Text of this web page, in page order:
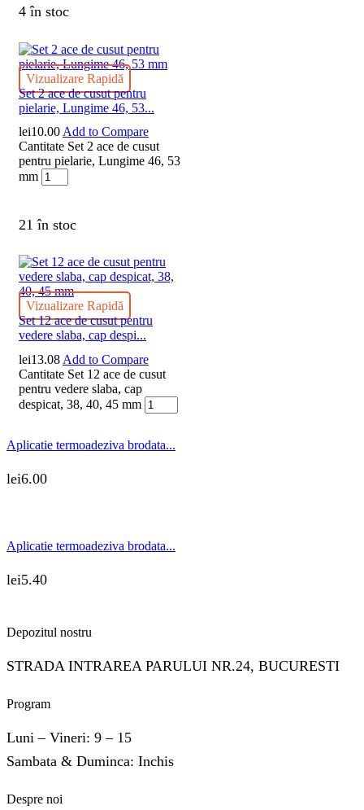
4 în stoc
Vizualizare Rapidă
Set 2 ace de cusut pentru
pielarie, Lungime 46, 53...
lei10.00 Add to Compare
Cantitate Set 2 ace de cusut
pentru pielarie, Lungime 46, 53
mm
21 în stoc
Vizualizare Rapidă
Set 12 ace de cusut pentru
vedere slaba, cap despi...
lei13.08 Add to Compare
Cantitate Set 12 ace de cusut
pentru vedere slaba, cap
despicat, 38, 40, 45 mm
Aplicatie termoadeziva brodata...
lei6.00
Aplicatie termoadeziva brodata...
lei5.40
Depozitul nostru
STRADA INTRAREA PARULUI NR.24, BUCURESTI
Program
Luni – Vineri: 9 – 15
Sambata & Duminca: Inchis
Despre noi